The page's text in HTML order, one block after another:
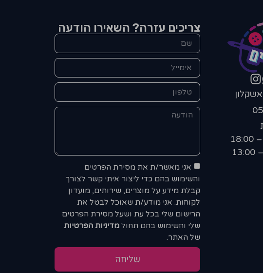
צריכים עזרה? השאירו הודעה
אני מאשר/ת את מסירת הפרטים
והשימוש בהם כדי ליצור איתי קשר לצורך
קבלת מידע על מוצרים, שירותים, מועדון
לקוחות. אני מודע/ת שאוכל לבטל את
הרישום שלי בכל עת ושעל מסירת הפרטים
שלי והשימוש בהם תחול מדיניות הפרטיות
של האתר.
שליחה